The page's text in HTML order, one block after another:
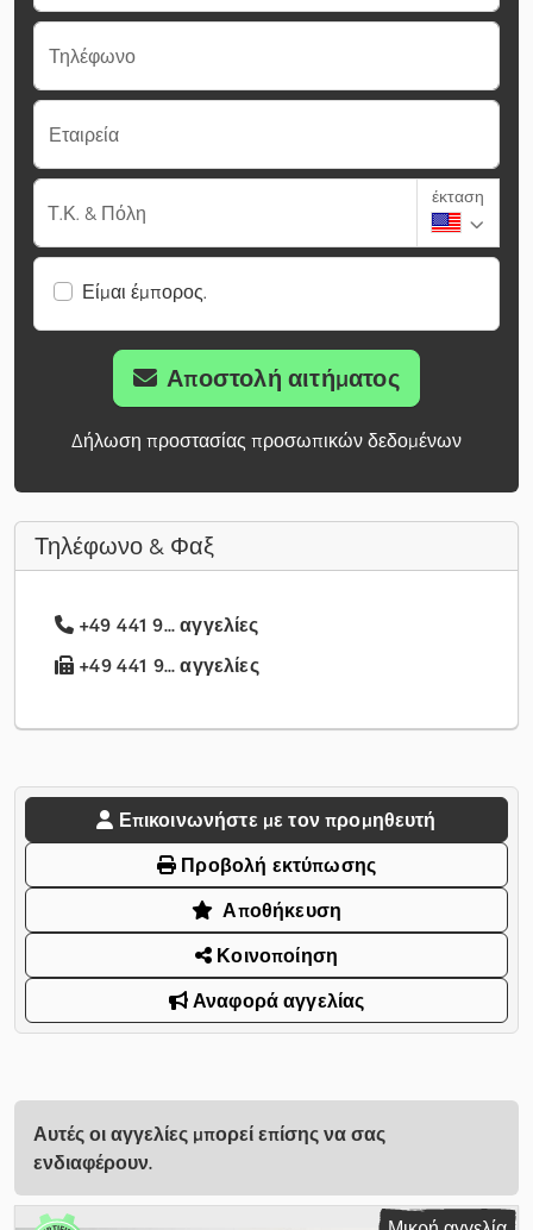
Τηλέφωνο
Εταιρεία
Τ.Κ. & Πόλη
έκταση
Είμαι έμπορος.
Αποστολή αιτήματος
Δήλωση προστασίας προσωπικών δεδομένων
Τηλέφωνο & Φαξ
+49 441 9... αγγελίες
+49 441 9... αγγελίες
Επικοινωνήστε με τον προμηθευτή
Προβολή εκτύπωσης
Αποθήκευση
Κοινοποίηση
Αναφορά αγγελίας
Αυτές οι αγγελίες μπορεί επίσης να σας
ενδιαφέρουν.